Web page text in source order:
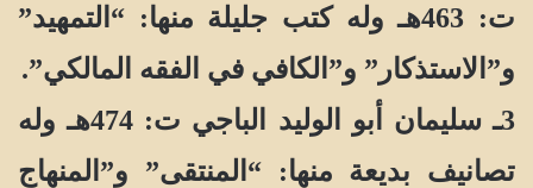
ت: 463هـ وله كتب جليلة منها: “التمهيد”
و”الاستذكار” و”الكافي في الفقه المالكي”.
3ـ سليمان أبو الوليد الباجي ت: 474هـ وله
تصانيف بديعة منها: “المنتقى” و”المنهاج